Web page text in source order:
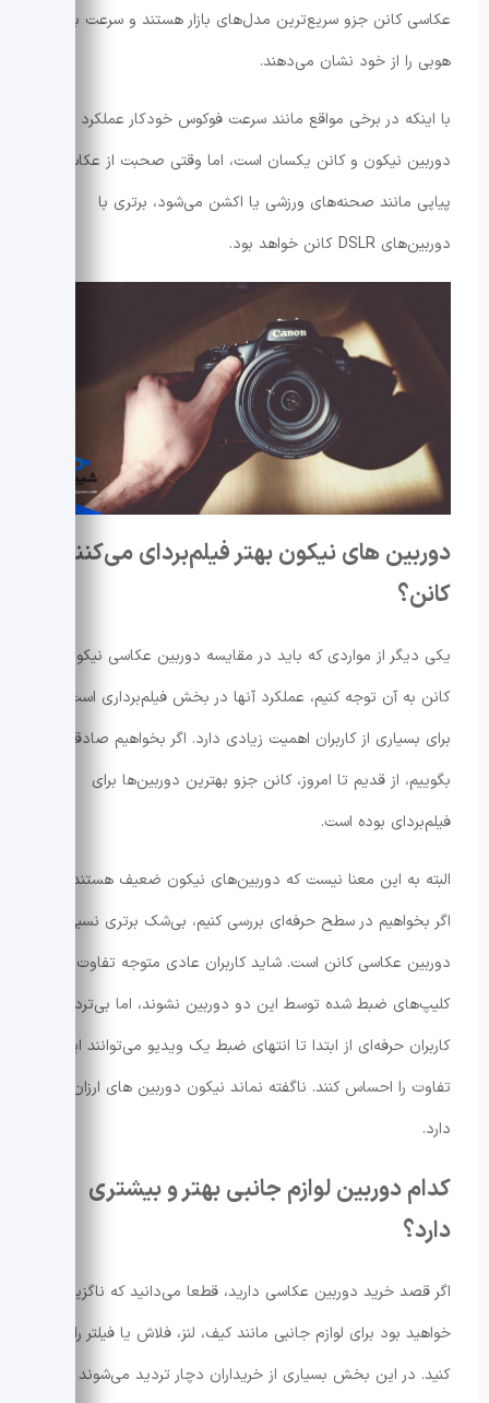
عکاسی کانن جزو سریع‌ترین مدل‌های بازار هستند و سرعت بسیار
هوبی را از خود نشان می‌دهند.
با اینکه در برخی مواقع مانند سرعت فوکوس خودکار عملکرد هر دو
دوربین نیکون و کانن یکسان است، اما وقتی صحبت از عکاسی
پیاپی مانند صحنه‌های ورزشی یا اکشن می‌شود، برتری با
دوربین‌های DSLR کانن خواهد بود.
دوربین های نیکون بهتر فیلم‌بردای می‌کنند یا
کانن؟
یکی دیگر از مواردی که باید در مقایسه دوربین عکاسی نیکون و
کانن به آن توجه کنیم، عملکرد آنها در بخش فیلم‌برداری است که
برای بسیاری از کاربران اهمیت زیادی دارد. اگر بخواهیم صادقانه
بگوییم، از قدیم تا امروز، کانن جزو بهترین دوربین‌ها برای
فیلم‌بردای بوده است.
البته به این معنا نیست که دوربین‌های نیکون ضعیف هستند، اما
اگر بخواهیم در سطح حرفه‌ای بررسی کنیم، بی‌شک برتری نسبی با
دوربین عکاسی کانن است. شاید کاربران عادی متوجه تفاوت
کلیپ‌های ضبط شده توسط این دو دوربین نشوند، اما بی‌تردید
کاربران حرفه‌ای از ابتدا تا انتهای ضبط یک ویدیو می‌توانند این
تفاوت را احساس کنند. ناگفته نماند نیکون دوربین های ارزان‌‌تری
دارد.
کدام دوربین لوازم جانبی بهتر و بیشتری
دارد؟
اگر قصد خرید دوربین عکاسی دارید، قطعا می‌دانید که ناگزیر
خواهید بود برای لوازم جانبی مانند کیف، لنز، فلاش یا فیلتر را تهیه
کنید. در این بخش بسیاری از خریداران دچار تردید می‌شوند که